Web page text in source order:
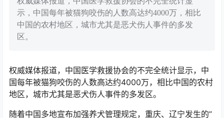
示，中国每年被猫狗咬伤的人数高达约4000万，相比
中国的农村地区，城市尤其是恶犬伤人事件的多发
区。
权威媒体报道，中国医学救援协会的不完全统计显示，中
国每年被猫狗咬伤的人数高达约4000万，相比中国的农村
地区，城市尤其是恶犬伤人事件的多发区。
随着中国多地宣布加强养犬管理规定，重庆、辽宁发生的”